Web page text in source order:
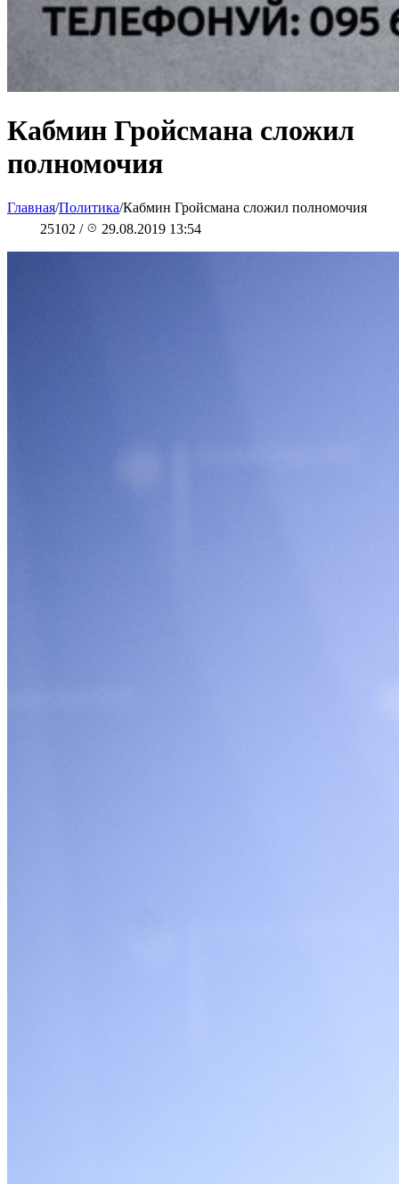
Кабмин Гройсмана сложил
полномочия
Главная/Политика/Кабмин Гройсмана сложил полномочия
25102 / 29.08.2019 13:54